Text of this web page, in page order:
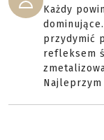
Każdy
przydymić
refleksem